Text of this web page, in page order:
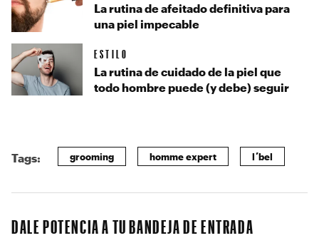
La rutina de afeitado definitiva para
una piel impecable
ESTILO
La rutina de cuidado de la piel que
todo hombre puede (y debe) seguir
Tags: grooming homme expert l´bel
DALE POTENCIA A TU BANDEJA DE ENTRADA